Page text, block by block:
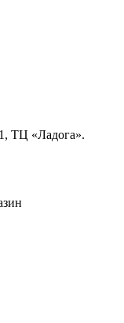
ТЦ «Ладога».